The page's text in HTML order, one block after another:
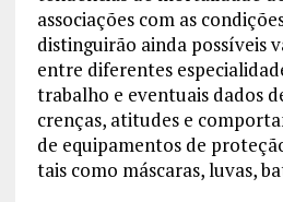
associações com as
distinguirão ainda possíveis
entre diferentes
trabalho e eventuais dados
crenças, atitudes e
de equipamentos de
tais como máscaras, luvas,